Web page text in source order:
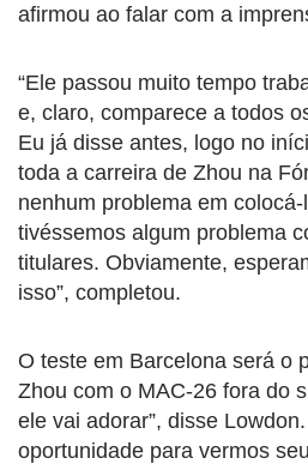
afirmou ao falar com a
“Ele passou muito tempo
e, claro, comparece a todos
Eu já disse antes, logo no
toda a carreira de Zhou na
nenhum problema em
tivéssemos algum problema
titulares. Obviamente,
isso”, completou.
O teste em Barcelona será o
Zhou com o MAC-26 fora do
ele vai adorar”, disse
oportunidade para vermos